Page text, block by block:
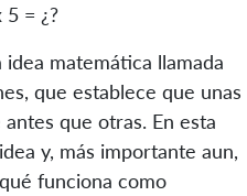
5 = ¿?
matemática llamada
que establece que unas
que otras. En esta
y, más importante aun,
funciona como